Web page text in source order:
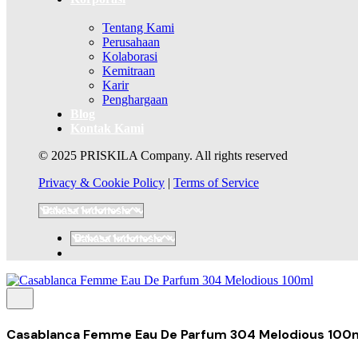
Tentang Kami
Perusahaan
Kolaborasi
Kemitraan
Karir
Penghargaan
© 2025 PRISKILA Company. All rights reserved
Privacy & Cookie Policy | Terms of Service
Casablanca Femme Eau De Parfum 304 Melodious